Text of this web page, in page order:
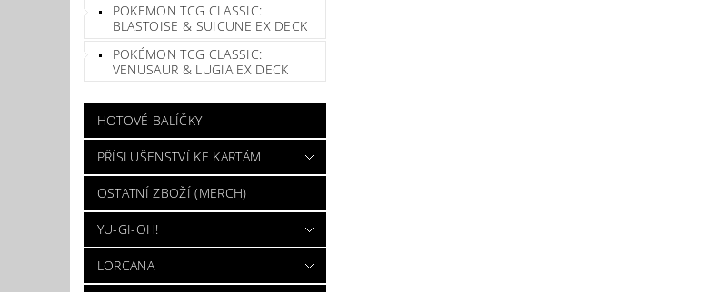
POKEMON TCG CLASSIC:
BLASTOISE & SUICUNE EX DECK
POKÉMON TCG CLASSIC:
VENUSAUR & LUGIA EX DECK
HOTOVÉ BALÍČKY
PŘÍSLUŠENSTVÍ KE KARTÁM
OSTATNÍ ZBOŽÍ (MERCH)
YU-GI-OH!
LORCANA